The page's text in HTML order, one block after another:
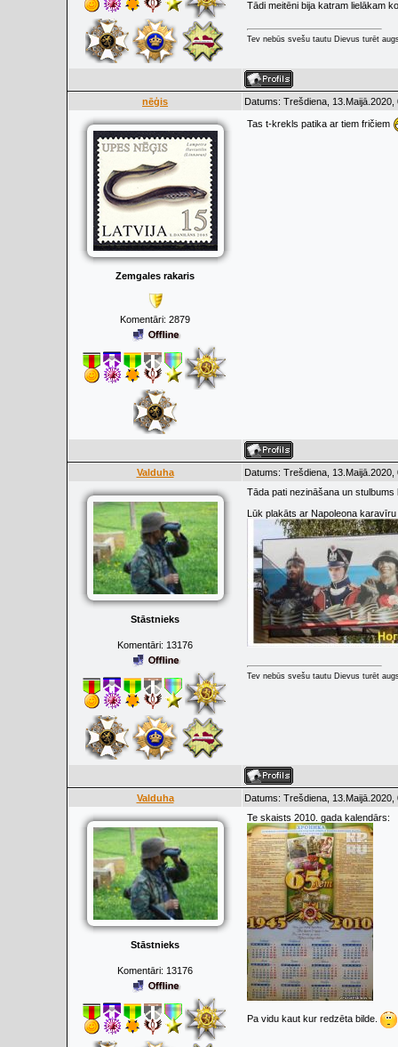
Tādi meitēni bija katram lielākam
Tev nebūs svešu tautu Dievus turēt
nēģis Datums: Trešdiena,
Zemgales rakaris
Komentāri: 2879
Tas t-krekls patika ar tiem fričiem
Valduha Datums: Trešdiena,
Stāstnieks
Komentāri: 13176
Tāda pati nezināšana un
Lūk plakāts ar Napoleona karavīru
Tev nebūs svešu tautu Dievus turēt
Valduha Datums: Trešdiena,
Stāstnieks
Komentāri: 13176
Te skaists 2010. gada kalendārs:
Pa vidu kaut kur redzēta bilde.